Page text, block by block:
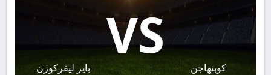
كوبنهاجن
VS
باير ليفركوزن